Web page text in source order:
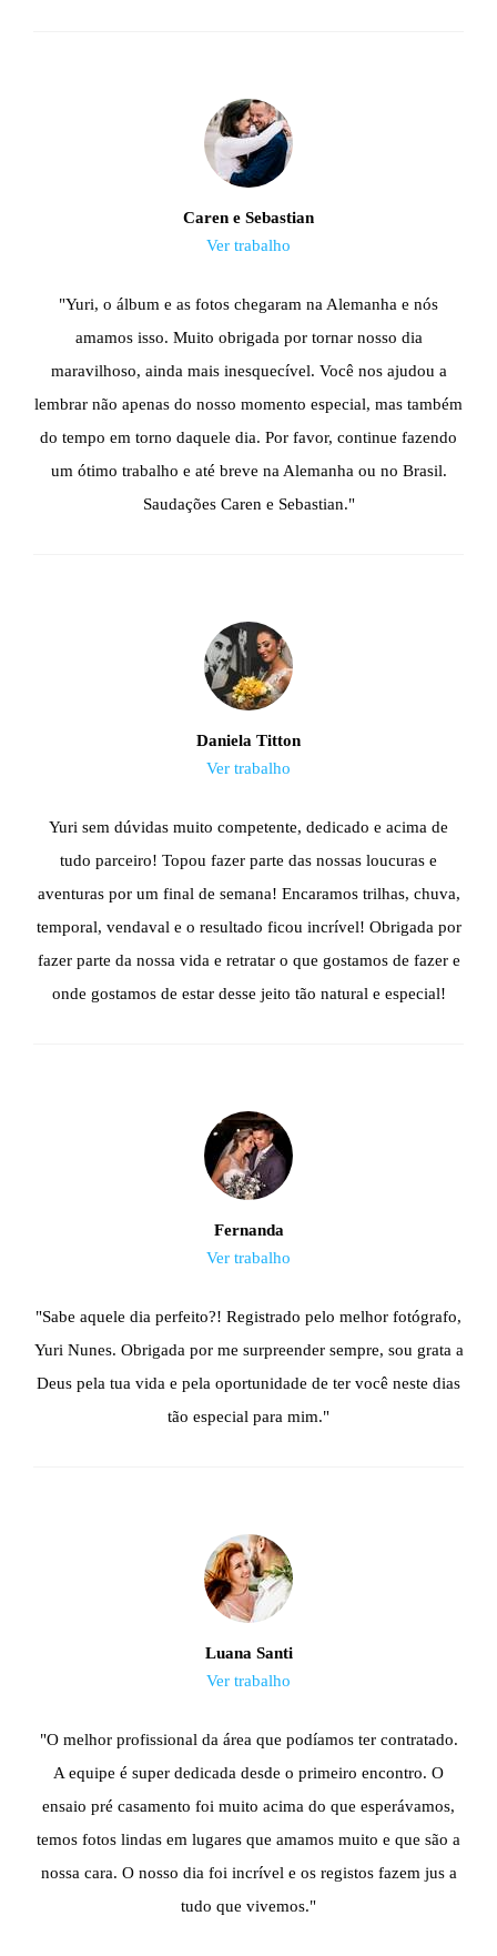
"Yuri, o álbum e as fotos chegaram na Alemanha e nós
amamos isso. Muito obrigada por tornar nosso dia
maravilhoso, ainda mais inesquecível. Você nos ajudou a
lembrar não apenas do nosso momento especial, mas também
do tempo em torno daquele dia. Por favor, continue fazendo
um ótimo trabalho e até breve na Alemanha ou no Brasil.
Saudações Caren e Sebastian."
Caren e Sebastian
Ver trabalho
Yuri sem dúvidas muito competente, dedicado e acima de
tudo parceiro! Topou fazer parte das nossas loucuras e
aventuras por um final de semana! Encaramos trilhas, chuva,
temporal, vendaval e o resultado ficou incrível! Obrigada por
fazer parte da nossa vida e retratar o que gostamos de fazer e
onde gostamos de estar desse jeito tão natural e especial!
Daniela Titton
Ver trabalho
"Sabe aquele dia perfeito?! Registrado pelo melhor fotógrafo,
Yuri Nunes. Obrigada por me surpreender sempre, sou grata a
Deus pela tua vida e pela oportunidade de ter você neste dias
tão especial para mim."
Fernanda
Ver trabalho
"O melhor profissional da área que podíamos ter contratado.
A equipe é super dedicada desde o primeiro encontro. O
ensaio pré casamento foi muito acima do que esperávamos,
temos fotos lindas em lugares que amamos muito e que são a
nossa cara. O nosso dia foi incrível e os registos fazem jus a
tudo que vivemos."
Luana Santi
Ver trabalho